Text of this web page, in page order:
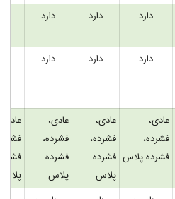
دارد دارد دارد
دارد دارد دارد
عادی،
فشرده،
فشرده پلاس
عادی،
فشرده،
فشرده
پلاس
عادی،
فشرده،
فشرده
پلاس
عادی،
پلاس